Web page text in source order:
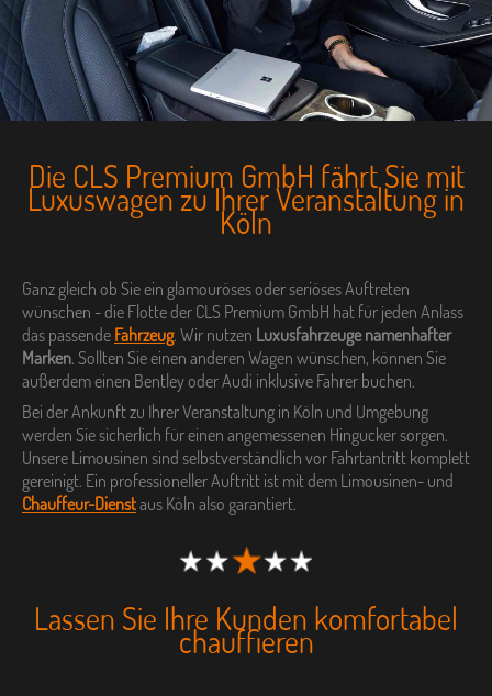
Die CLS Premium GmbH fährt Sie mit
Luxuswagen zu Ihrer Veranstaltung in
Köln
Ganz gleich ob Sie ein glamouröses oder seriöses Auftreten
wünschen - die Flotte der CLS Premium GmbH hat für jeden Anlass
das passende Fahrzeug. Wir nutzen Luxusfahrzeuge namenhafter
Marken. Sollten Sie einen anderen Wagen wünschen, können Sie
außerdem einen Bentley oder Audi inklusive Fahrer buchen.
Bei der Ankunft zu Ihrer Veranstaltung in Köln und Umgebung
werden Sie sicherlich für einen angemessenen Hingucker sorgen.
Unsere Limousinen sind selbstverständlich vor Fahrtantritt komplett
gereinigt. Ein professioneller Auftritt ist mit dem Limousinen- und
Chauffeur-Dienstaus Köln also garantiert.
Lassen Sie Ihre Kunden komfortabel
chauffieren